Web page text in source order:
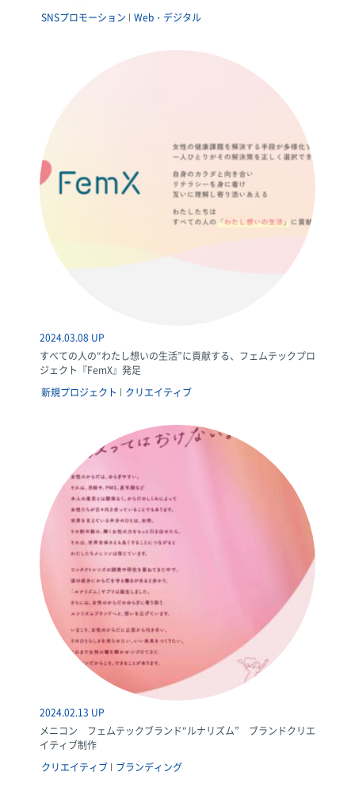
SNSプロモーション
Web・デジタル
2024.03.08 UP
すべての人の“わたし想いの生活”に貢献する、フェムテックプロ
ジェクト『FemX』発足
新規プロジェクト
クリエイティブ
2024.02.13 UP
メニコン フェムテックブランド“ルナリズム” ブランドクリエ
イティブ制作
クリエイティブ
ブランディング